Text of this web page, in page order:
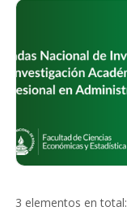
3 elementos en total: